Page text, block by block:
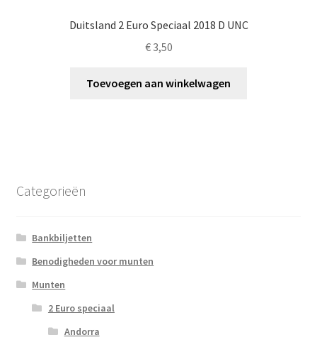
Duitsland 2 Euro Speciaal 2018 D UNC
€3,50
Toevoegen aan winkelwagen
Categorieën
Bankbiljetten
Benodigheden voor munten
Munten
2 Euro speciaal
Andorra